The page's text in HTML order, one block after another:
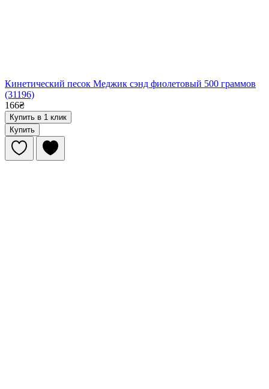
Кинетический песок Меджик сэнд фиолетовый 500 граммов
(31196)
166₴
Купить в 1 клик
Купить